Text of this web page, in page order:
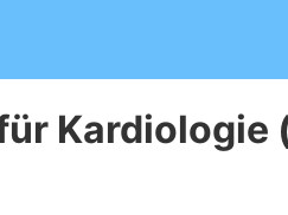
Kardiologie